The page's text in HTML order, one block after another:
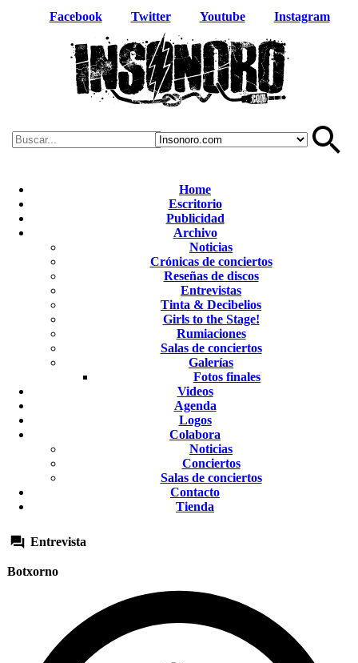
Facebook Twitter Youtube Instagram
Home
Escritorio
Publicidad
Archivo
Noticias
Crónicas de conciertos
Reseñas de discos
Entrevistas
Tinta & Decibelios
Girls to the Stage!
Rumiaciones
Salas de conciertos
Galerías
Fotos finales
Videos
Agenda
Logos
Colabora
Noticias
Conciertos
Salas de conciertos
Contacto
Tienda
Entrevista
Botxorno